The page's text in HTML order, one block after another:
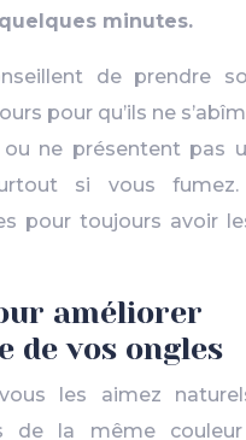
minutes.
de prendre
pour qu’ils ne
ne présentent pas
si vous fumez.
pour toujours avoir
améliorer
de vos ongles
les aimez
de la même